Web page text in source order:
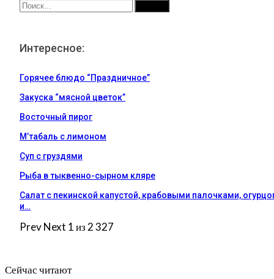
Интересное:
Горячее блюдо “Праздничное”
Закуска “мясной цветок”
Восточный пирог
М’табаль с лимоном
Суп с груздями
Рыба в тыквенно-сырном кляре
Салат с пекинской капустой, крабовыми палочками,
и…
PrevNext 1 из 2 327
Сейчас читают